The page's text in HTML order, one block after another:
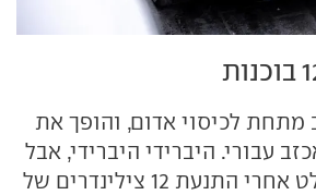
מתחת לכיסוי אדום, והופך את
עבורי. היברידי היברידי, אבל
לשמוע שקט מוחלט אחרי התנעת 12 צילינדרים של